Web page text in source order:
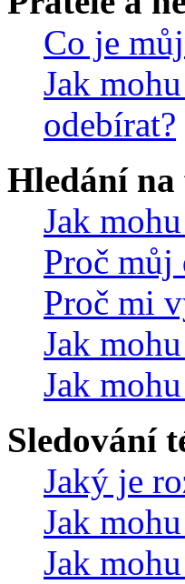
Co je
Jak
odebírat?
Hledání
Jak
Proč můj
Proč mi
Jak
Jak
Sledování
Jaký je
Jak
Jak